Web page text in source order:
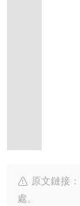
原文鏈接：
處。